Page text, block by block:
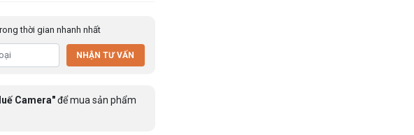
thời gian nhanh nhất
NHẬN TƯ VẤN
Camera"để mua sản phẩm